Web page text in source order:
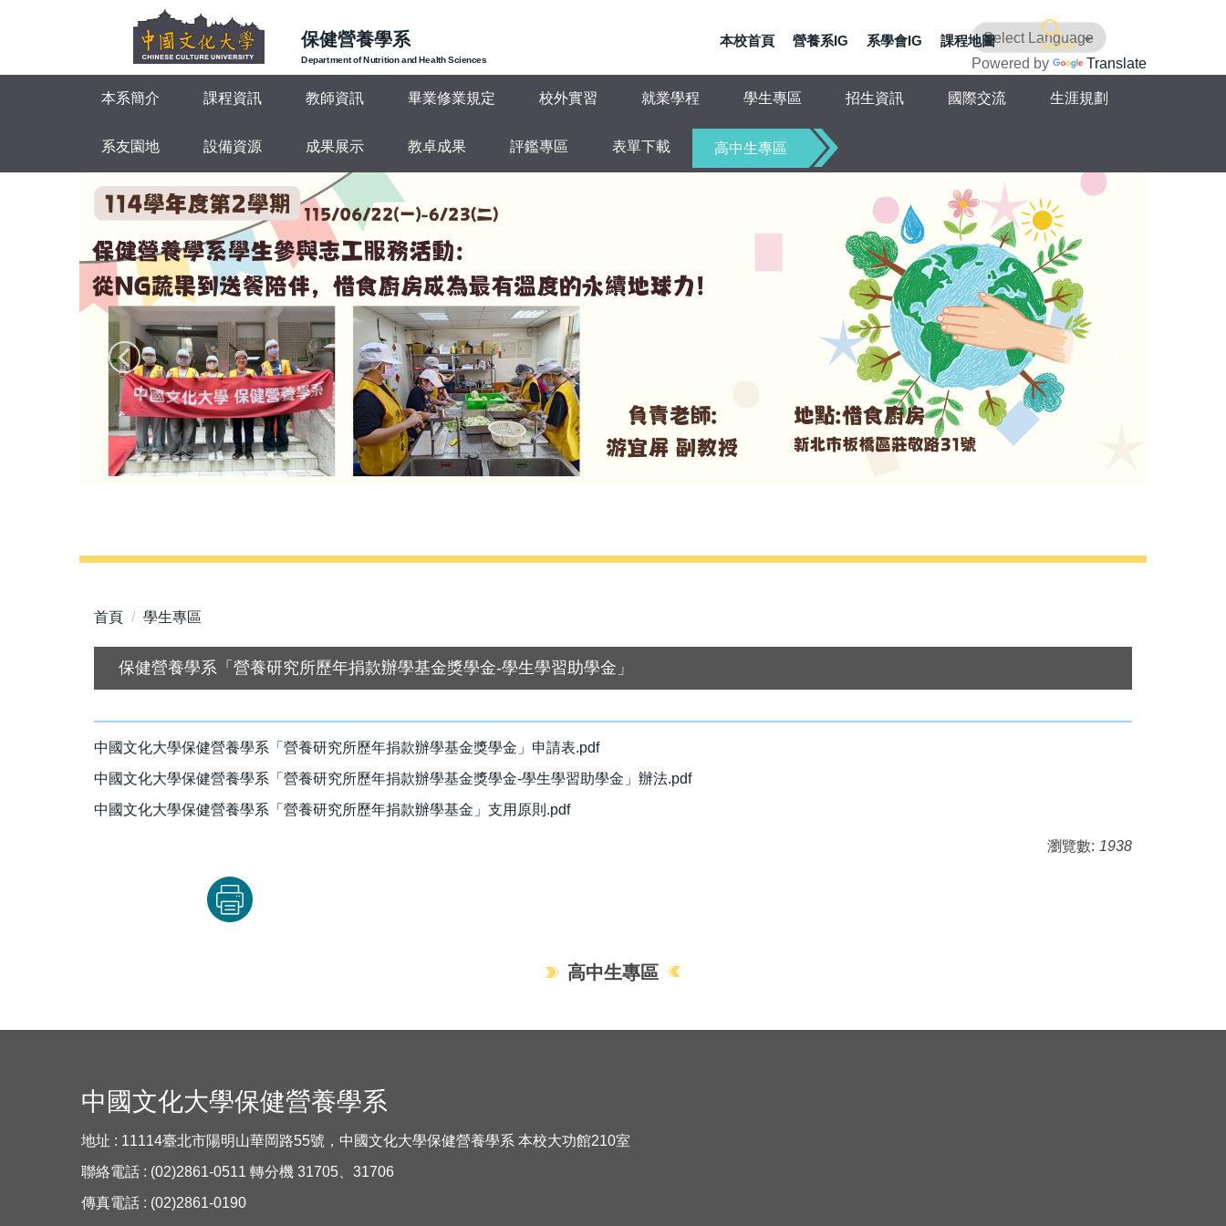
要
保健營養學系
Department of Nutrition and Health Sciences
Search
Powered by Translate
本校首頁 營養系IG 系學會IG 課程地圖
本系簡介 課程資訊 教師資訊 畢業修業規定 校外實習 就業學程 學生專區 招生資訊 國際交流 生涯規劃
系友園地 設備資源 成果展示 教卓成果 評鑑專區 表單下載 高中生專區
首頁 學生專區
保健營養學系「營養研究所歷年捐款辦學基金獎學金-學生學習助學金」
中國文化大學保健營養學系「營養研究所歷年捐款辦學基金獎學金」申請表.pdf
中國文化大學保健營養學系「營養研究所歷年捐款辦學基金獎學金-學生學習助學金」辦法.pdf
中國文化大學保健營養學系「營養研究所歷年捐款辦學基金」支用原則.pdf
瀏覽數: 1938
高中生專區
中國文化大學保健營養學系
地址 : 11114臺北市陽明山華岡路55號，中國文化大學保健營養學系 本校大功館210室
聯絡電話 : (02)2861-0511 轉分機 31705、31706
傳真電話 : (02)2861-0190